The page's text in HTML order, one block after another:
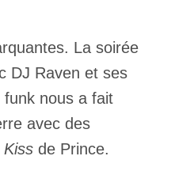
La soirée
DJ Raven et ses
nous a fait
avec des
Kiss de Prince.